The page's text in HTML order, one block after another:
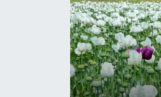
11:11 MANŞET